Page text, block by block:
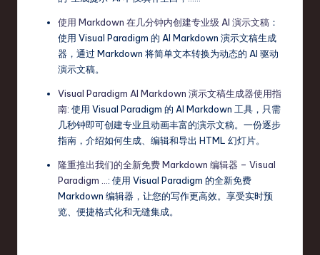
使用 Markdown 在几分钟内创建专业级 AI 演示文稿 ：
使用 Visual Paradigm 的 AI Markdown 演示文稿生成
器，通过 Markdown 将简单文本转换为动态的 AI 驱动
演示文稿。
Visual Paradigm AI Markdown 演示文稿生成器使用指
南: 使用 Visual Paradigm 的 AI Markdown 工具，只需
几秒钟即可创建专业且动画丰富的演示文稿。一份逐步
指南，介绍如何生成、编辑和导出 HTML 幻灯片。
隆重推出我们的全新免费 Markdown 编辑器 – Visual
Paradigm … : 使用 Visual Paradigm 的全新免费
Markdown 编辑器，让您的写作更高效。享受实时预
览、便捷格式化和无缝集成。